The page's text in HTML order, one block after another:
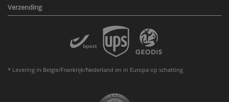
Verzending
* Levering in Belgie/Frankrijk/Nederland en in Europa op schatting